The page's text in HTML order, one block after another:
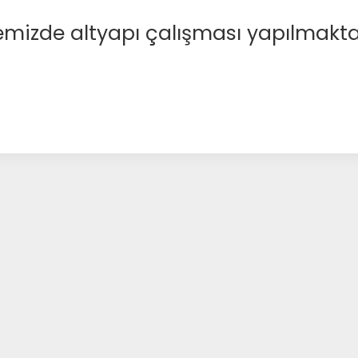
altyapı çalışması